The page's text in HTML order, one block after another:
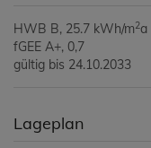
HWB B, 25.7 kWh/m2a
fGEE A+, 0,7
gültig bis 24.10.2033
Lageplan